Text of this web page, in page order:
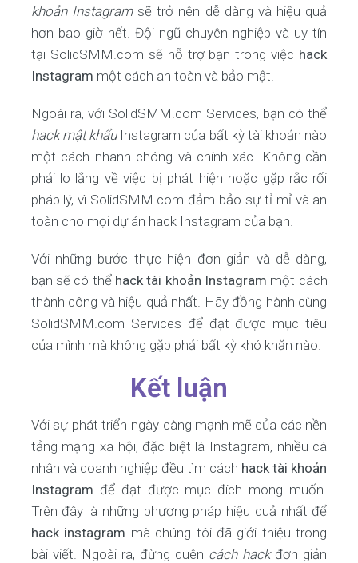
khoản Instagramsẽ trở nên dễ dàng và hiệu quả
hơn bao giờ hết. Đội ngũ chuyên nghiệp và uy tín
tại SolidSMM.com sẽ hỗ trợ bạn trong việc hack
Instagram một cách an toàn và bảo mật.
Ngoài ra, với SolidSMM.com Services, bạn có thể
hack mật khẩuInstagram của bất kỳ tài khoản nào
một cách nhanh chóng và chính xác. Không cần
phải lo lắng về việc bị phát hiện hoặc gặp rắc rối
pháp lý, vì SolidSMM.com đảm bảo sự tỉ mỉ và an
toàn cho mọi dự án hack Instagram của bạn.
Với những bước thực hiện đơn giản và dễ dàng,
bạn sẽ có thể hack tài khoản Instagram một cách
thành công và hiệu quả nhất. Hãy đồng hành cùng
SolidSMM.com Services để đạt được mục tiêu
của mình mà không gặp phải bất kỳ khó khăn nào.
Kết luận
Với sự phát triển ngày càng mạnh mẽ của các nền
tảng mạng xã hội, đặc biệt là Instagram, nhiều cá
nhân và doanh nghiệp đều tìm cách hack tài khoản
Instagram để đạt được mục đích mong muốn.
Trên đây là những phương pháp hiệu quả nhất để
hack instagram mà chúng tôi đã giới thiệu trong
bài viết. Ngoài ra, đừng quên cách hackđơn giản